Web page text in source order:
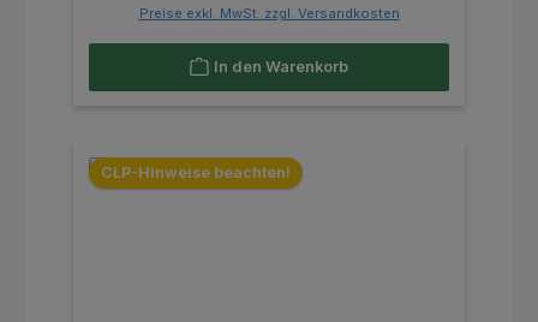
Preise exkl. MwSt. zzgl. Versandkosten
In den Warenkorb
CLP-Hinweise beachten!